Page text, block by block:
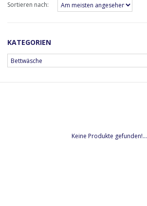
Sortieren nach:
KATEGORIEN
Keine Produkte gefunden!...